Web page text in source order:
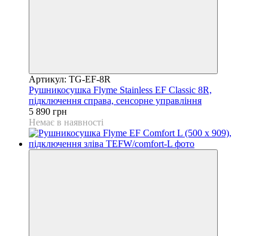
Артикул: TG-EF-8R
Рушникосушка Flyme Stainless EF Classic 8R,
підключення справа, сенсорне управління
5 890 грн
Немає в наявності